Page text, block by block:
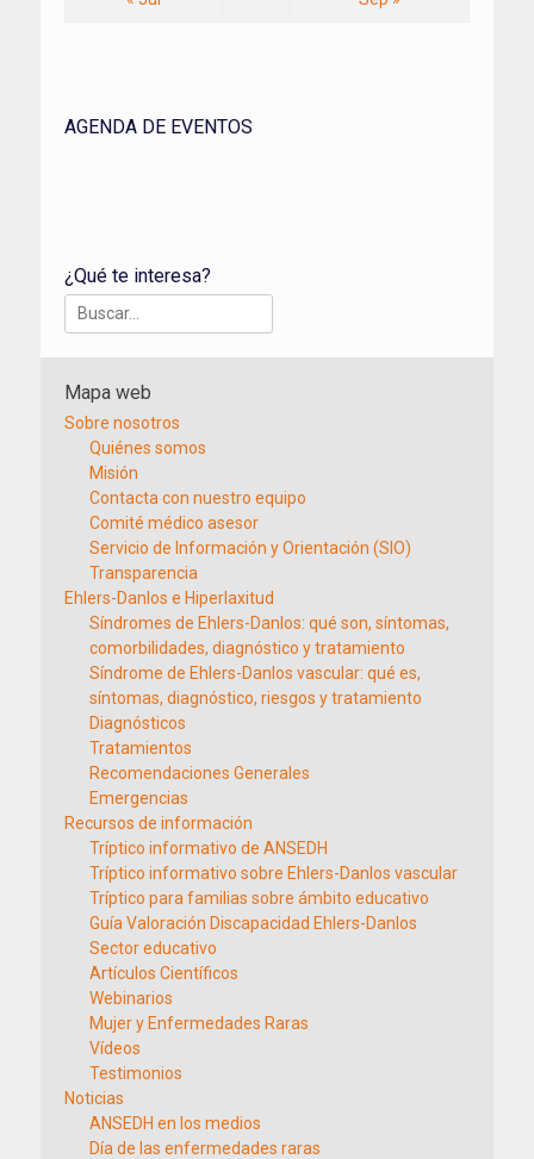
AGENDA DE EVENTOS
¿Qué te interesa?
Buscar:
Mapa web
Sobre nosotros
Quiénes somos
Misión
Contacta con nuestro equipo
Comité médico asesor
Servicio de Información y Orientación (SIO)
Transparencia
Ehlers-Danlos e Hiperlaxitud
Síndromes de Ehlers-Danlos: qué son, síntomas,
comorbilidades, diagnóstico y tratamiento
Síndrome de Ehlers-Danlos vascular: qué es,
síntomas, diagnóstico, riesgos y tratamiento
Diagnósticos
Tratamientos
Recomendaciones Generales
Emergencias
Recursos de información
Tríptico informativo de ANSEDH
Tríptico informativo sobre Ehlers-Danlos vascular
Tríptico para familias sobre ámbito educativo
Guía Valoración Discapacidad Ehlers-Danlos
Sector educativo
Artículos Científicos
Webinarios
Mujer y Enfermedades Raras
Vídeos
Testimonios
Noticias
ANSEDH en los medios
Día de las enfermedades raras